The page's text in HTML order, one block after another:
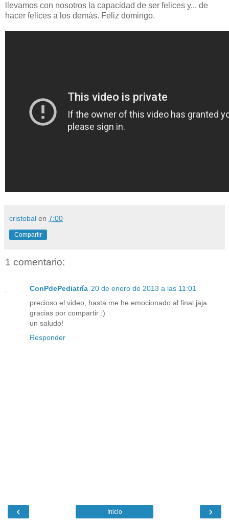
llevamos con nosotros la capacidad de ser felices y... de
hacer felices a los demás. Feliz domingo.
cristobal en 7:00
Compartir
1 comentario:
ConPdePediatría 20 de enero de 2013 a las 11:01
precioso el video, hasta me he emocionado al final jaja.
gracias por compartir :)
un saludo!
Responder
‹ ›
Inicio